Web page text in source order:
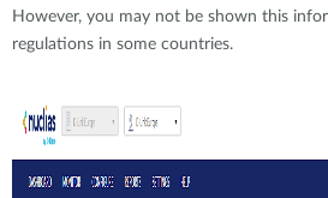
However, you may not be shown this
regulations in some countries.